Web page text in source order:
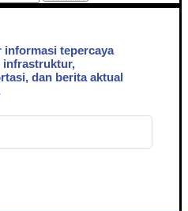
informasi tepercaya
infrastruktur,
dan berita aktual